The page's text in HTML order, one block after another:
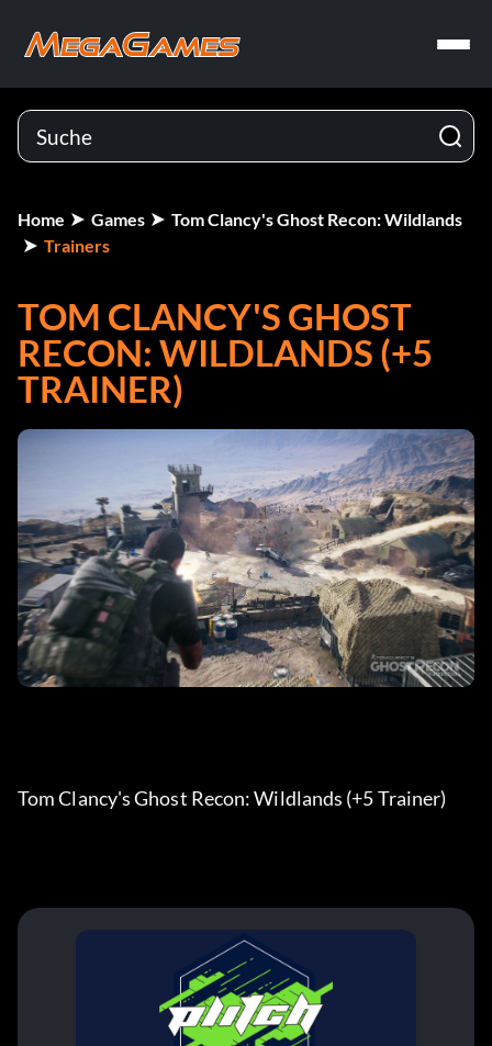
Home Games
Tom Clancy's Ghost Recon: Wildlands
Trainers
TOM CLANCY'S GHOST
RECON: WILDLANDS (+5
TRAINER)
Tom Clancy's Ghost Recon: Wildlands (+5 Trainer)